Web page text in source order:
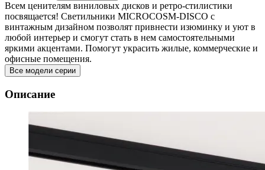
Всем ценителям виниловых дисков и ретро-стилистики
посвящается! Светильники MICROCOSM-DISCO с
винтажным дизайном позволят привнести изюминку и уют в
любой интерьер и смогут стать в нем самостоятельными
яркими акцентами. Помогут украсить жилые, коммерческие и
офисные помещения.
Все модели серии
Описание